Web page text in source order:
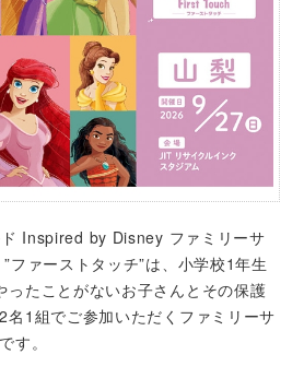
Inspired by Disney ファミリーサ
ファーストタッチ”は、小学校1年生
ったことがないお子さんとその保護
名1組でご参加いただくファミリーサ
す。